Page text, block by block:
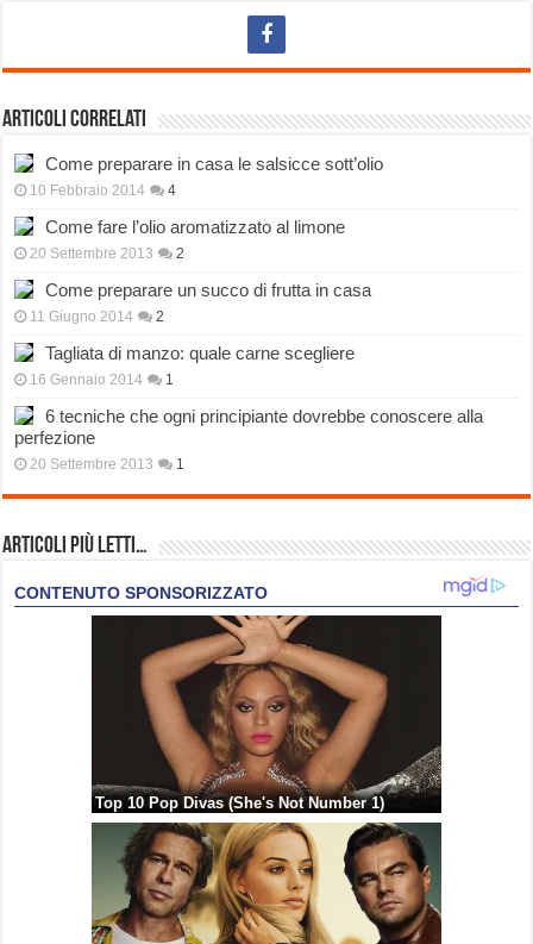
Articoli correlati
Come preparare in casa le salsicce sott’olio
10 Febbraio 2014 4
Come fare l’olio aromatizzato al limone
20 Settembre 2013 2
Come preparare un succo di frutta in casa
11 Giugno 2014 2
Tagliata di manzo: quale carne scegliere
16 Gennaio 2014 1
6 tecniche che ogni principiante dovrebbe conoscere alla
perfezione
20 Settembre 2013 1
Articoli più Letti…